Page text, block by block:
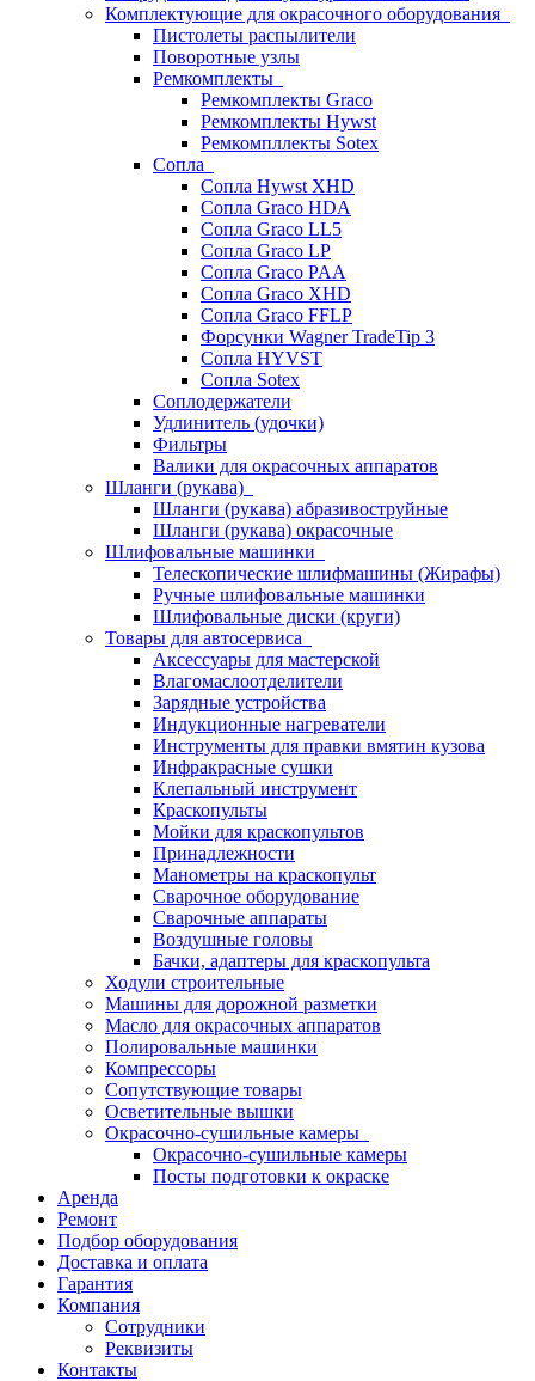
Комплектующие для окрасочного оборудования
Пистолеты распылители
Поворотные узлы
Ремкомплекты
Ремкомплекты Graco
Ремкомплекты Hywst
Ремкомпллекты Sotex
Сопла
Сопла Hywst XHD
Сопла Graco HDA
Сопла Graco LL5
Сопла Graco LP
Сопла Graco PAA
Сопла Graco XHD
Сопла Graco FFLP
Форсунки Wagner TradeTip 3
Сопла HYVST
Сопла Sotex
Соплодержатели
Удлинитель (удочки)
Фильтры
Валики для окрасочных аппаратов
Шланги (рукава)
Шланги (рукава) абразивоструйные
Шланги (рукава) окрасочные
Шлифовальные машинки
Телескопические шлифмашины (Жирафы)
Ручные шлифовальные машинки
Шлифовальные диски (круги)
Товары для автосервиса
Аксессуары для мастерской
Влагомаслоотделители
Зарядные устройства
Индукционные нагреватели
Инструменты для правки вмятин кузова
Инфракрасные сушки
Клепальный инструмент
Краскопульты
Мойки для краскопультов
Принадлежности
Манометры на краскопульт
Сварочное оборудование
Сварочные аппараты
Воздушные головы
Бачки, адаптеры для краскопульта
Ходули строительные
Машины для дорожной разметки
Масло для окрасочных аппаратов
Полировальные машинки
Компрессоры
Сопутствующие товары
Осветительные вышки
Окрасочно-сушильные камеры
Окрасочно-сушильные камеры
Посты подготовки к окраске
Аренда
Ремонт
Подбор оборудования
Доставка и оплата
Гарантия
Компания
Сотрудники
Реквизиты
Контакты